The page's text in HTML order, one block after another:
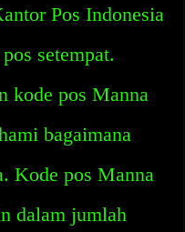
Pos Indonesia
setempat.
kode pos Manna
bagaimana
Kode pos Manna
dalam jumlah